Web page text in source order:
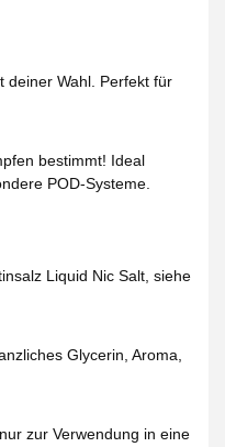
deiner Wahl. Perfekt für
bestimmt! Ideal
POD-Systeme.
Liquid Nic Salt, siehe
Glycerin, Aroma,
zur Verwendung in eine